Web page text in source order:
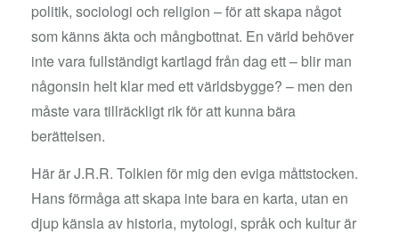
politik, sociologi och religion – för att skapa något
som känns äkta och mångbottnat. En värld behöver
inte vara fullständigt kartlagd från dag ett – blir man
någonsin helt klar med ett världsbygge? – men den
måste vara tillräckligt rik för att kunna bära
berättelsen.
Här är J.R.R. Tolkien för mig den eviga måttstocken.
Hans förmåga att skapa inte bara en karta, utan en
djup känsla av historia, mytologi, språk och kultur är